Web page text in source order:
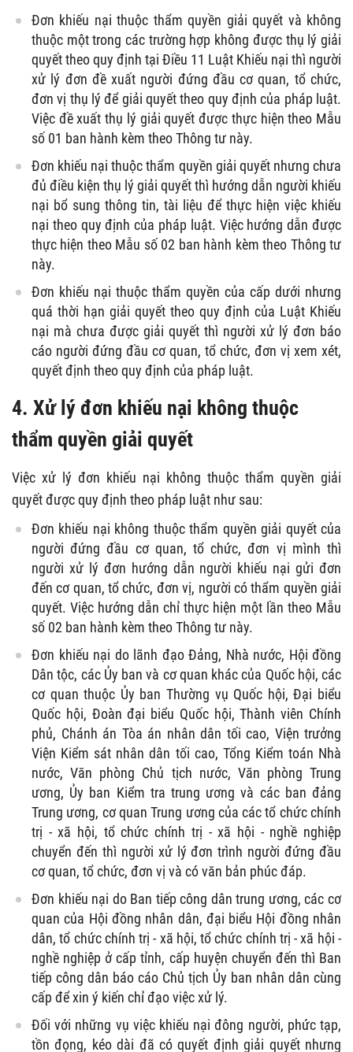
Đơn khiếu nại thuộc thẩm quyền giải quyết và không
thuộc một trong các trường hợp không được thụ lý giải
quyết theo quy định tại Điều 11 Luật Khiếu nại thì người
xử lý đơn đề xuất người đứng đầu cơ quan, tổ chức,
đơn vị thụ lý để giải quyết theo quy định của pháp luật.
Việc đề xuất thụ lý giải quyết được thực hiện theo Mẫu
số 01 ban hành kèm theo Thông tư này.
Đơn khiếu nại thuộc thẩm quyền giải quyết nhưng chưa
đủ điều kiện thụ lý giải quyết thì hướng dẫn người khiếu
nại bổ sung thông tin, tài liệu để thực hiện việc khiếu
nại theo quy định của pháp luật. Việc hướng dẫn được
thực hiện theo Mẫu số 02 ban hành kèm theo Thông tư
này.
Đơn khiếu nại thuộc thẩm quyền của cấp dưới nhưng
quá thời hạn giải quyết theo quy định của Luật Khiếu
nại mà chưa được giải quyết thì người xử lý đơn báo
cáo người đứng đầu cơ quan, tổ chức, đơn vị xem xét,
quyết định theo quy định của pháp luật.
4. Xử lý đơn khiếu nại không thuộc
thẩm quyền giải quyết
Việc xử lý đơn khiếu nại không thuộc thẩm quyền giải
quyết được quy định theo pháp luật như sau:
Đơn khiếu nại không thuộc thẩm quyền giải quyết của
người đứng đầu cơ quan, tổ chức, đơn vị mình thì
người xử lý đơn hướng dẫn người khiếu nại gửi đơn
đến cơ quan, tổ chức, đơn vị, người có thẩm quyền giải
quyết. Việc hướng dẫn chỉ thực hiện một lần theo Mẫu
số 02 ban hành kèm theo Thông tư này.
Đơn khiếu nại do lãnh đạo Đảng, Nhà nước, Hội đồng
Dân tộc, các Ủy ban và cơ quan khác của Quốc hội, các
cơ quan thuộc Ủy ban Thường vụ Quốc hội, Đại biểu
Quốc hội, Đoàn đại biểu Quốc hội, Thành viên Chính
phủ, Chánh án Tòa án nhân dân tối cao, Viện trưởng
Viện Kiểm sát nhân dân tối cao, Tổng Kiểm toán Nhà
nước, Văn phòng Chủ tịch nước, Văn phòng Trung
ương, Ủy ban Kiểm tra trung ương và các ban đảng
Trung ương, cơ quan Trung ương của các tổ chức chính
trị - xã hội, tổ chức chính trị - xã hội - nghề nghiệp
chuyển đến thì người xử lý đơn trình người đứng đầu
cơ quan, tổ chức, đơn vị và có văn bản phúc đáp.
Đơn khiếu nại do Ban tiếp công dân trung ương, các cơ
quan của Hội đồng nhân dân, đại biểu Hội đồng nhân
dân, tổ chức chính trị - xã hội, tổ chức chính trị - xã hội -
nghề nghiệp ở cấp tỉnh, cấp huyện chuyển đến thì Ban
tiếp công dân báo cáo Chủ tịch Ủy ban nhân dân cùng
cấp để xin ý kiến chỉ đạo việc xử lý.
Đối với những vụ việc khiếu nại đông người, phức tạp,
tồn đọng, kéo dài đã có quyết định giải quyết nhưng